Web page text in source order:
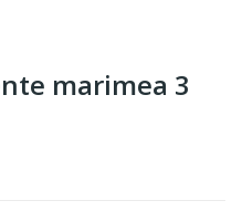
marimea 3